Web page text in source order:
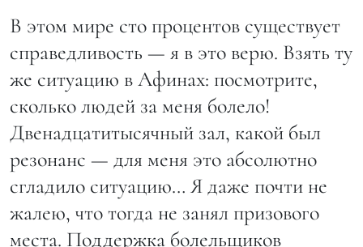
В этом мире сто процентов существует
справедливость — я в это верю. Взять ту
же ситуацию в Афинах: посмотрите,
сколько людей за меня болело!
Двенадцатитысячный зал, какой был
резонанс — для меня это абсолютно
сгладило ситуацию… Я даже почти не
жалею, что тогда не занял призового
места. Поддержка болельщиков